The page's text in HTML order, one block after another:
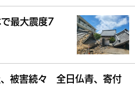
最大震度7
被害続々 全日仏青、寄付